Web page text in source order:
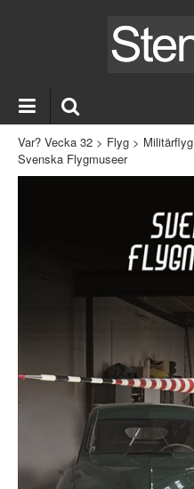
Var? Vecka 32 > Flyg > Militärflyg
Svenska Flygmuseer